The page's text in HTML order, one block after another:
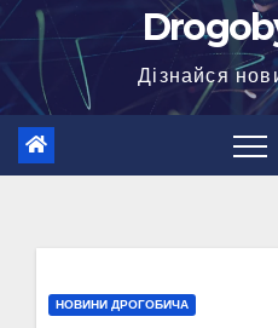
Дізнайся
НОВИНИ ДРОГОБИЧА